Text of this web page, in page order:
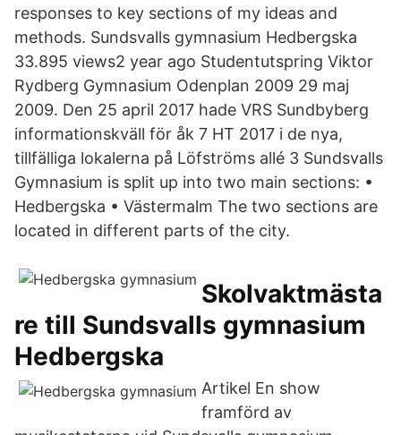
responses to key sections of my ideas and
methods. Sundsvalls gymnasium Hedbergska
33.895 views2 year ago Studentutspring Viktor
Rydberg Gymnasium Odenplan 2009 29 maj
2009. Den 25 april 2017 hade VRS Sundbyberg
informationskväll för åk 7 HT 2017 i de nya,
tillfälliga lokalerna på Löfströms allé 3 Sundsvalls
Gymnasium is split up into two main sections: •
Hedbergska • Västermalm The two sections are
located in different parts of the city.
Skolvaktmästa
re till Sundsvalls gymnasium
Hedbergska
Artikel En show
framförd av